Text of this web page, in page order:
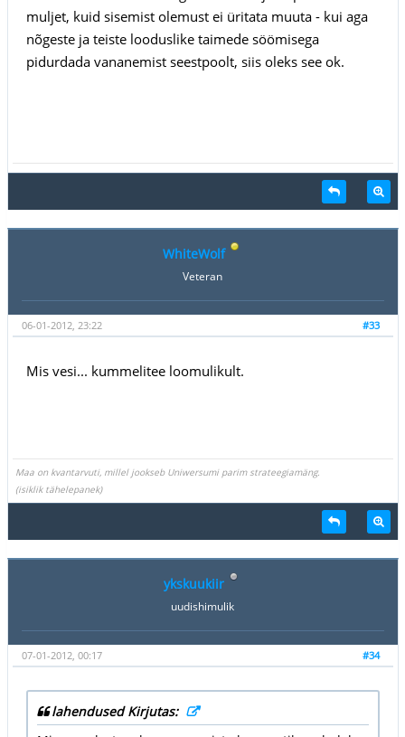
muljet, kuid sisemist olemust ei üritata muuta - kui aga
nõgeste ja teiste looduslike taimede söömisega
pidurdada vananemist seestpoolt, siis oleks see ok.
WhiteWolf
Veteran
#33
06-01-2012, 23:22
Mis vesi... kummelitee loomulikult.
Maa on kvantarvuti, millel jookseb Uniwersumi parim strateegiamäng.
(isiklik tähelepanek)
ykskuukiir
uudishimulik
#34
07-01-2012, 00:17
lahendused Kirjutas: